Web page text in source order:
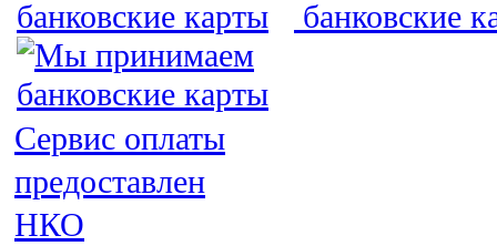
Сервис оплаты
предоставлен
НКО